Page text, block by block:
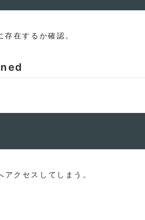
存在するか確認。
クセスしてしまう。